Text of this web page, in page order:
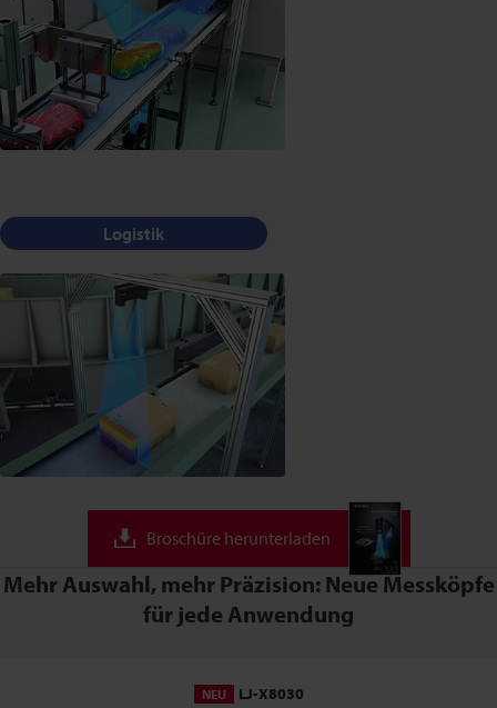
Logistik
Broschüre herunterladen
Mehr Auswahl, mehr Präzision: Neue Messköpfe
für jede Anwendung
NEU LJ-X8030